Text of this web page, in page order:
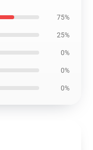
75%
25%
0%
0%
0%